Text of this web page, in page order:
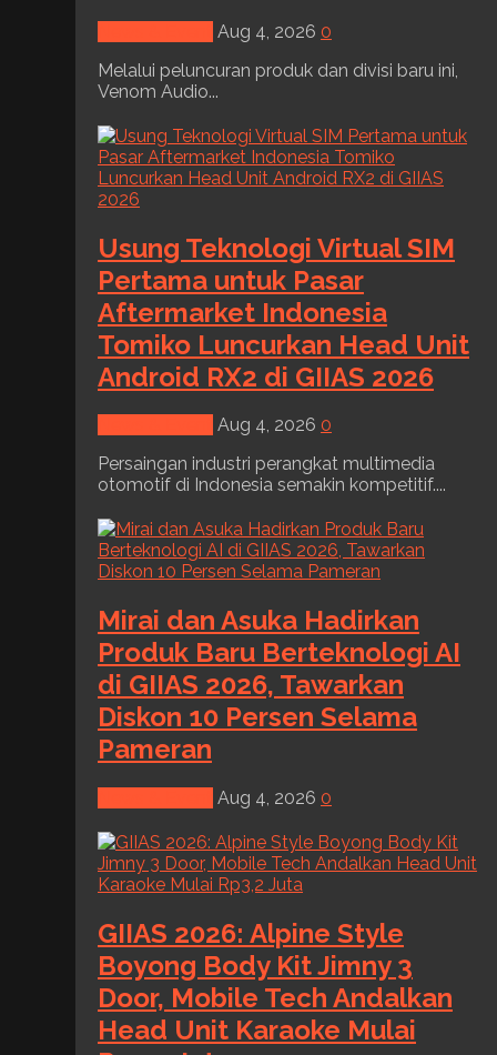
Aug 4, 2026 0
Melalui peluncuran produk dan divisi baru ini,
Venom Audio...
Usung Teknologi Virtual SIM
Pertama untuk Pasar
Aftermarket Indonesia
Tomiko Luncurkan Head Unit
Android RX2 di GIIAS 2026
Aug 4, 2026 0
Persaingan industri perangkat multimedia
otomotif di Indonesia semakin kompetitif....
Mirai dan Asuka Hadirkan
Produk Baru Berteknologi AI
di GIIAS 2026, Tawarkan
Diskon 10 Persen Selama
Pameran
Aug 4, 2026 0
GIIAS 2026: Alpine Style
Boyong Body Kit Jimny 3
Door, Mobile Tech Andalkan
Head Unit Karaoke Mulai